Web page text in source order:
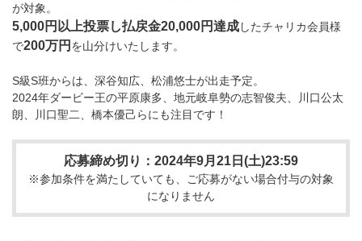
が対象。
5,000円以上投票し払戻金20,000円達成したチャリカ会員様
で200万円 を山分けいたします。
S級S班からは、深谷知広、松浦悠士が出走予定。
2024年ダービー王の平原康多、地元岐阜勢の志智俊夫、川口公太
朗、川口聖二、橋本優己らにも注目です！
応募締め切り：2024年9月21日(土)23:59
※参加条件を満たしていても、ご応募がない場合付与の対象
になりません